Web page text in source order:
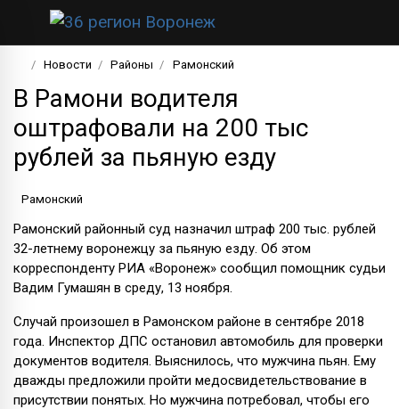
Новости Районы Рамонский
В Рамони водителя
оштрафовали на 200 тыс
рублей за пьяную езду
Рамонский
Рамонский районный суд назначил штраф 200 тыс. рублей
32-летнему воронежцу за пьяную езду. Об этом
корреспонденту РИА «Воронеж» сообщил помощник судьи
Вадим Гумашян в среду, 13 ноября.
Случай произошел в Рамонском районе в сентябре 2018
года. Инспектор ДПС остановил автомобиль для проверки
документов водителя. Выяснилось, что мужчина пьян. Ему
дважды предложили пройти медосвидетельствование в
присутствии понятых. Но мужчина потребовал, чтобы его